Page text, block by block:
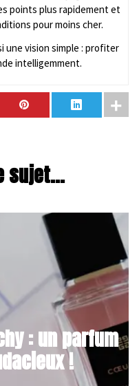
points plus rapidement et
pour moins cher.
une vision simple : profiter
intelligemment.
sujet...
: un parfum
!